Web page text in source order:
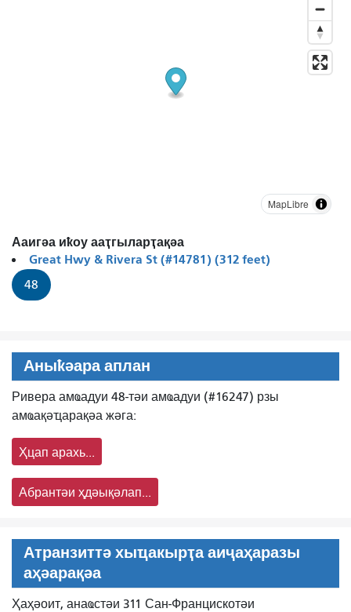
MapLibre
Ааигәа иҟоу ааҭгыларҭақәа
Great Hwy & Rivera St (#14781) (312 feet)
48
Аныҟәара аплан
Ривера амҩадуи 48-тәи амҩадуи (#16247) рзы
амҩақәҵарақәа жәга:
Ҳцап арахь...
Абрантәи ҳдәықәлап...
Атранзиттә хыҵакырҭа аиҷаҳаразы
аҳәарақәа
Ҳаҳәоит, анаҩстәи 311 Сан-Францискотәи